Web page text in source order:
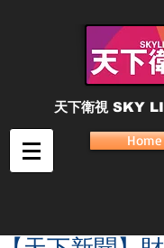
天下衛視 SKY
Home